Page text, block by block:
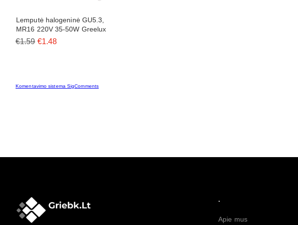
Lemputė halogeninė GU5.3,
MR16 220V 35-50W Greelux
€1.59 €1.48
Komentavimo sistema SigComments
.
Apie mus